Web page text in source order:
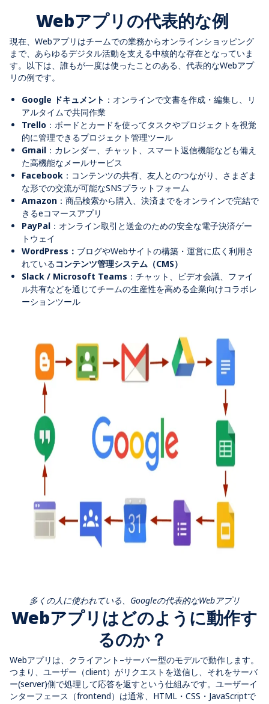
Webアプリの代表的な例
現在、 Webアプリはチームでの業務からオンラインショッピング
まで、あらゆるデジタル活動を支える中核的な存在となっていま
す。以下は、誰もが一度は使ったことのある、代表的なWebアプ
リの例です。
Google ドキュメント ：オンラインで文書を作成・編集し、リ
アルタイムで共同作業
Trello ：ボードとカードを使ってタスクやプロジェクトを視覚
的に管理できるプロジェクト管理ツール
Gmail ：カレンダー、チャット、スマート返信機能なども備え
た高機能なメールサービス
Facebook ：コンテンツの共有、友人とのつながり、さまざま
な形での交流が可能なSNSプラットフォーム
Amazon ：商品検索から購入、決済までをオンラインで完結で
きるeコマースアプリ
PayPal ： オンライン取引と送金のための安全な電子決済ゲー
トウェイ
WordPress： ブログやWebサイトの構築・運営に広く利用さ
れているコンテンツ管理システム（CMS）
Slack / Microsoft Teams ：チャット、ビデオ会議、ファイ
ル共有などを通じてチームの生産性を高める企業向けコラボレ
ーションツール
多くの人に使われている、Googleの代表的なWebアプリ
Webアプリはどのように動作す
るのか？
Webアプリは、クライアント –サーバー型のモデルで動作します。
つまり、ユーザー（client）がリクエストを送信し、それをサーバ
ー(server)側で処理して応答を返すという仕組みです。ユーザーイ
ンターフェース（frontend）は通常、 HTML・CSS・JavaScriptで